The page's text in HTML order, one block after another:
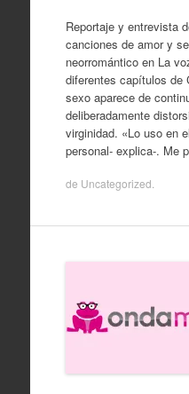
Reportaje y entrevista
canciones de amor y
neorromántico en La
diferentes capítulos de
sexo aparece de
deliberadamente
virginidad. «Lo uso en
personal- explica-. Me
de Uncategorized